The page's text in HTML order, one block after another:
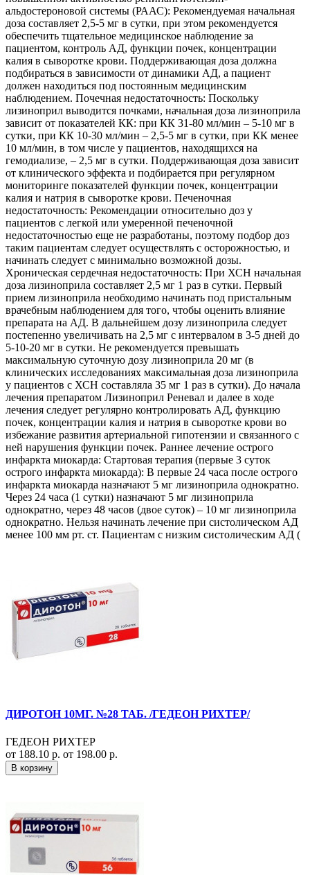
альдостероновой системы (РААС): Рекомендуемая начальная
доза составляет 2,5-5 мг в сутки, при этом рекомендуется
обеспечить тщательное медицинское наблюдение за
пациентом, контроль АД, функции почек, концентрации
калия в сыворотке крови. Поддерживающая доза должна
подбираться в зависимости от динамики АД, а пациент
должен находиться под постоянным медицинским
наблюдением. Почечная недостаточность: Поскольку
лизиноприл выводится почками, начальная доза лизиноприла
зависит от показателей КК: при КК 31-80 мл/мин – 5-10 мг в
сутки, при КК 10-30 мл/мин – 2,5-5 мг в сутки, при КК менее
10 мл/мин, в том числе у пациентов, находящихся на
гемодиализе, – 2,5 мг в сутки. Поддерживающая доза зависит
от клинического эффекта и подбирается при регулярном
мониторинге показателей функции почек, концентрации
калия и натрия в сыворотке крови. Печеночная
недостаточность: Рекомендации относительно доз у
пациентов с легкой или умеренной печеночной
недостаточностью еще не разработаны, поэтому подбор доз
таким пациентам следует осуществлять с осторожностью, и
начинать следует с минимально возможной дозы.
Хроническая сердечная недостаточность: При ХСН начальная
доза лизиноприла составляет 2,5 мг 1 раз в сутки. Первый
прием лизиноприла необходимо начинать под пристальным
врачебным наблюдением для того, чтобы оценить влияние
препарата на АД. В дальнейшем дозу лизиноприла следует
постепенно увеличивать на 2,5 мг с интервалом в 3-5 дней до
5-10-20 мг в сутки. Не рекомендуется превышать
максимальную суточную дозу лизиноприла 20 мг (в
клинических исследованиях максимальная доза лизиноприла
у пациентов с ХСН составляла 35 мг 1 раз в сутки). До начала
лечения препаратом Лизиноприл Реневал и далее в ходе
лечения следует регулярно контролировать АД, функцию
почек, концентрации калия и натрия в сыворотке крови во
избежание развития артериальной гипотензии и связанного с
ней нарушения функции почек. Раннее лечение острого
инфаркта миокарда: Стартовая терапия (первые 3 суток
острого инфаркта миокарда): В первые 24 часа после острого
инфаркта миокарда назначают 5 мг лизиноприла однократно.
Через 24 часа (1 сутки) назначают 5 мг лизиноприла
однократно, через 48 часов (двое суток) – 10 мг лизиноприла
однократно. Нельзя начинать лечение при систолическом АД
менее 100 мм рт. ст. Пациентам с низким систолическим АД (
ДИРОТОН 10МГ. №28 ТАБ. /ГЕДЕОН РИХТЕР/
ГЕДЕОН РИХТЕР
от 188.10 р. от 198.00 р.
В корзину